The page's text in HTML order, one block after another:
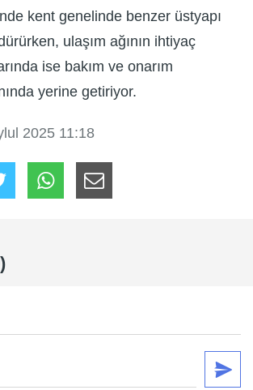
kent genelinde benzer üstyapı
ulaşım ağının ihtiyaç
ise bakım ve onarım
yerine getiriyor.
2025 11:18